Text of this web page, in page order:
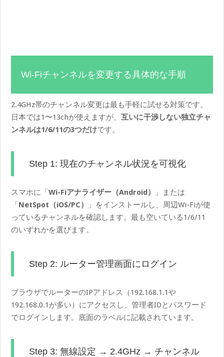
Wi-Fiチャンネルを変更する具体的な手順
2.4GHz帯のチャンネル変更は最も手軽に試せる対策です。
日本では1〜13chが使えますが、互いに干渉しない独立チャ
ンネルは1/6/11の3つだけです。
Step 1: 現在のチャンネル状況を可視化
スマホに「Wi-Fiアナライザー（Android）
」または
「NetSpot（iOS/PC）
」をインストールし、周辺Wi-Fiが使
っているチャンネルを確認します。最も空いている1/6/11
のいずれかを選びます。
Step 2: ルーター管理画面にログイン
ブラウザでルーターのIPアドレス（192.168.1.1や
192.168.0.1が多い）にアクセスし、管理者IDとパスワード
でログインします。底面のラベルに記載されています。
Step 3: 無線設定 → 2.4GHz → チャンネル